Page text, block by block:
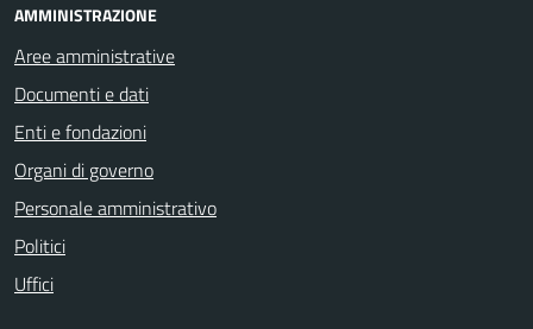
AMMINISTRAZIONE
Aree amministrative
Documenti e dati
Enti e fondazioni
Organi di governo
Personale amministrativo
Politici
Uffici